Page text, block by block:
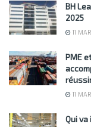
BH
2025
11
PME
11
Qui